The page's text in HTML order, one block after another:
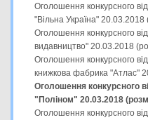
Оголошення конкурсного
"Вільна Україна"
Оголошення конкурсного
видавництво" 20.03.2018
Оголошення конкурсного
книжкова фабрика "Атлас"
Оголошення конкурсного
"Поліном" 20.03.2018
Оголошення конкурсного